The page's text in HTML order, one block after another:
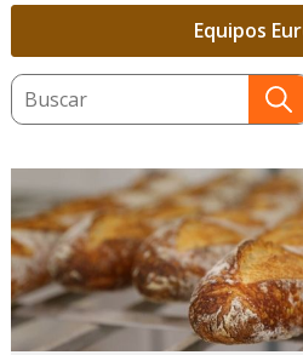
Equipos
This is a search field with